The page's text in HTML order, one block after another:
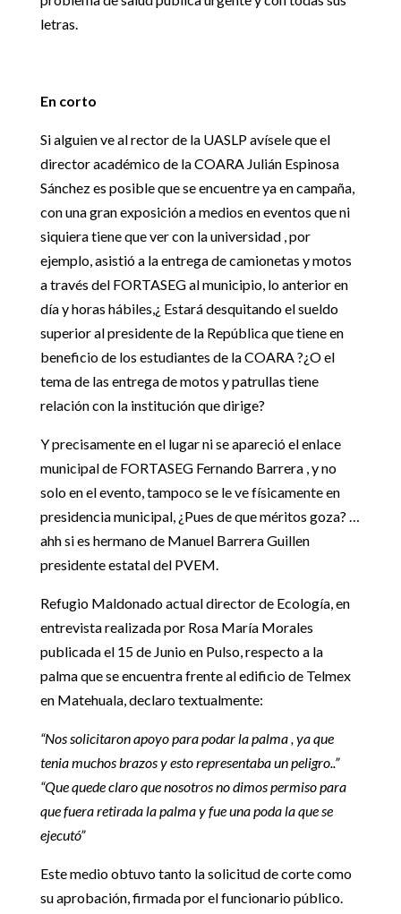
letras.
En corto
Si alguien ve al rector de la UASLP avísele que el
director académico de la COARA Julián Espinosa
Sánchez es posible que se encuentre ya en campaña,
con una gran exposición a medios en eventos que ni
siquiera tiene que ver con la universidad , por
ejemplo, asistió a la entrega de camionetas y motos
a través del FORTASEG al municipio, lo anterior en
día y horas hábiles,¿ Estará desquitando el sueldo
superior al presidente de la República que tiene en
beneficio de los estudiantes de la COARA ?¿O el
tema de las entrega de motos y patrullas tiene
relación con la institución que dirige?
Y precisamente en el lugar ni se apareció el enlace
municipal de FORTASEG Fernando Barrera , y no
solo en el evento, tampoco se le ve físicamente en
presidencia municipal, ¿Pues de que méritos goza? …
ahh si es hermano de Manuel Barrera Guillen
presidente estatal del PVEM.
Refugio Maldonado actual director de Ecología, en
entrevista realizada por Rosa María Morales
publicada el 15 de Junio en Pulso, respecto a la
palma que se encuentra frente al edificio de Telmex
en Matehuala, declaro textualmente:
“Nos solicitaron apoyo para podar la palma , ya que
tenia muchos brazos y esto representaba un peligro..”
“Que quede claro que nosotros no dimos permiso para
que fuera retirada la palma y fue una poda la que se
ejecutó”
Este medio obtuvo tanto la solicitud de corte como
su aprobación, firmada por el funcionario público.